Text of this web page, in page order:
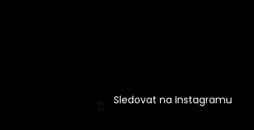
Sledovat na Instagramu